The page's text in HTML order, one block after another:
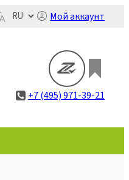
Мой аккаунт
+7 (495) 971-39-21